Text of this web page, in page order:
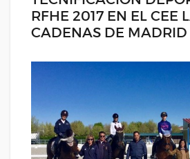
RFHE 2017 EN EL CEE
CADENAS DE MADRID